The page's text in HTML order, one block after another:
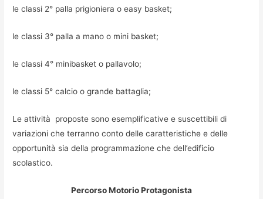
le classi 2° palla prigioniera o easy basket;
le classi 3° palla a mano o mini basket;
le classi 4° minibasket o pallavolo;
le classi 5° calcio o grande battaglia;
Le attività proposte sono esemplificative e suscettibili di
variazioni che terranno conto delle caratteristiche e delle
opportunità sia della programmazione che dell’edificio
scolastico.
Percorso Motorio Protagonista